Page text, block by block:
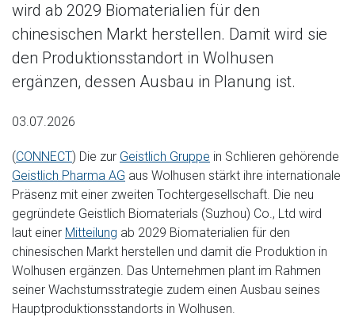
wird ab 2029 Biomaterialien für den
chinesischen Markt herstellen. Damit wird sie
den Produktionsstandort in Wolhusen
ergänzen, dessen Ausbau in Planung ist.
03.07.2026
(CONNECT) Die zur Geistlich Gruppe in Schlieren gehörende
Geistlich Pharma AG aus Wolhusen stärkt ihre internationale
Präsenz mit einer zweiten Tochtergesellschaft. Die neu
gegründete Geistlich Biomaterials (Suzhou) Co., Ltd wird
laut einer Mitteilung ab 2029 Biomaterialien für den
chinesischen Markt herstellen und damit die Produktion in
Wolhusen ergänzen. Das Unternehmen plant im Rahmen
seiner Wachstumsstrategie zudem einen Ausbau seines
Hauptproduktionsstandorts in Wolhusen.